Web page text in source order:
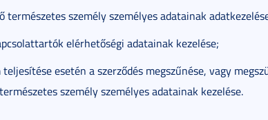
természetes személy személyes adatainak
elérhetőségi adatainak kezelése;
teljesítése esetén a szerződés megszűnése, vagy
személy személyes adatainak kezelése.